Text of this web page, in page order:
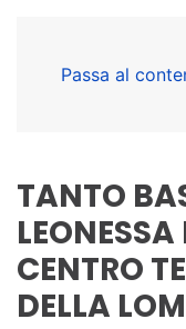
Passa al
TANTO
CENTRO
DELLA